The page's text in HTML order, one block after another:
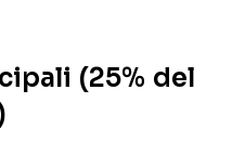
(25% del